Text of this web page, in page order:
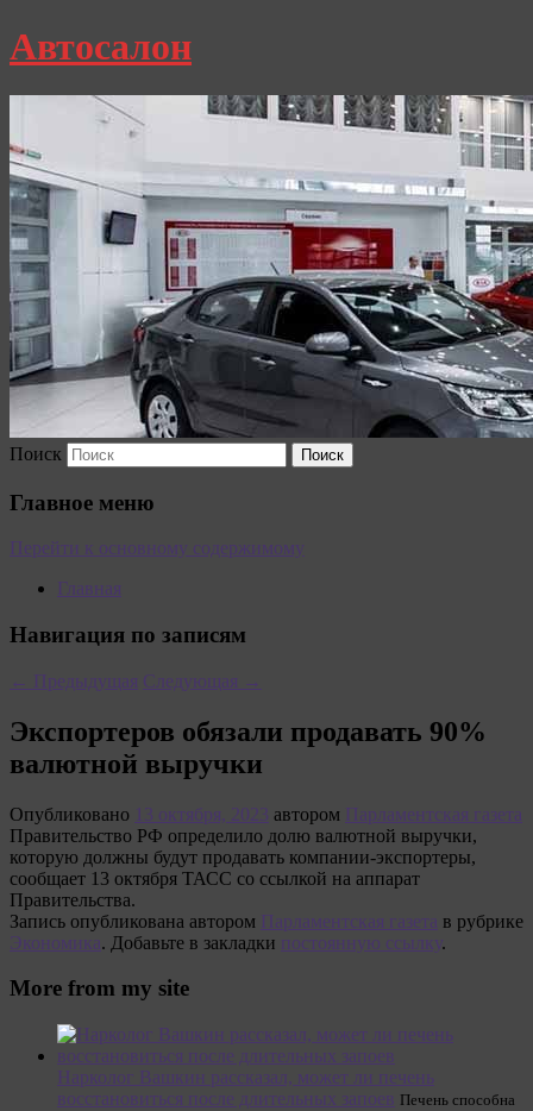
Автосалон
Поиск
Главное меню
Перейти к основному содержимому
Главная
Навигация по записям
← Предыдущая Следующая →
Экспортеров обязали продавать 90%
валютной выручки
Опубликовано 13 октября, 2023 автором Парламентская газета
Правительство РФ определило долю валютной выручки,
которую должны будут продавать компании-экспортеры,
сообщает 13 октября ТАСС со ссылкой на аппарат
Правительства.
Запись опубликована автором Парламентская газета в рубрике
Экономика. Добавьте в закладки постоянную ссылку.
More from my site
Нарколог Вашкин рассказал, может ли печень
восстановиться после длительных запоев Печень способна